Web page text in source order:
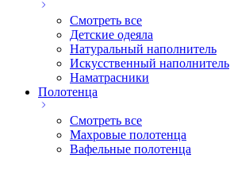
Смотреть все
Детские одеяла
Натуральный наполнитель
Искуcственный наполнитель
Наматрасники
Полотенца
Смотреть все
Махровые полотенца
Вафельные полотенца